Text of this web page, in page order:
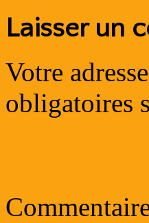
Laisser un
Votre
obligatoires